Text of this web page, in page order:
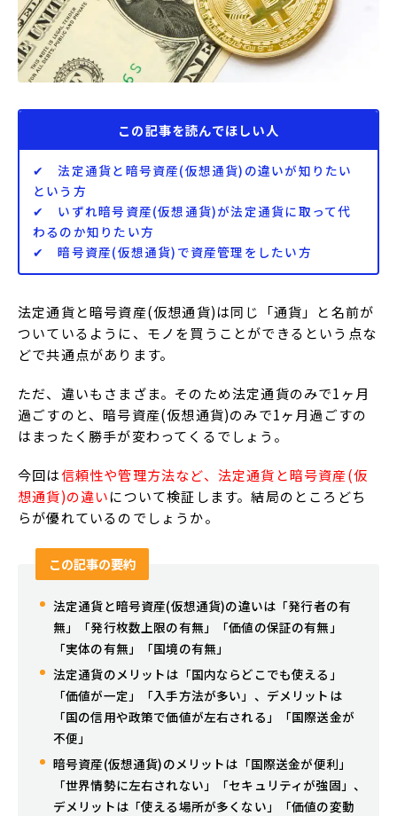
この記事を読んでほしい人
✔ 法定通貨と暗号資産(仮想通貨)の違いが知りたい
という方
✔ いずれ暗号資産(仮想通貨)が法定通貨に取って代
わるのか知りたい方
✔ 暗号資産(仮想通貨)で資産管理をしたい方
法定通貨と暗号資産(仮想通貨)は同じ「通貨」と名前が
ついているように、モノを買うことができるという点な
どで共通点があります。
ただ、違いもさまざま。そのため法定通貨のみで1ヶ月
過ごすのと、暗号資産(仮想通貨)のみで1ヶ月過ごすの
はまったく勝手が変わってくるでしょう。
今回は信頼性や管理方法など、法定通貨と暗号資産(仮
想通貨)の違いについて検証します。結局のところどち
らが優れているのでしょうか。
この記事の要約
法定通貨と暗号資産(仮想通貨)の違いは「発行者の有
無」「発行枚数上限の有無」「価値の保証の有無」
「実体の有無」「国境の有無」
法定通貨のメリットは「国内ならどこでも使える」
「価値が一定」「入手方法が多い」、デメリットは
「国の信用や政策で価値が左右される」「国際送金が
不便」
暗号資産(仮想通貨)のメリットは「国際送金が便利」
「世界情勢に左右されない」「セキュリティが強固」、
デメリットは「使える場所が多くない」「価値の変動